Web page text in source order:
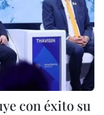
con éxito su